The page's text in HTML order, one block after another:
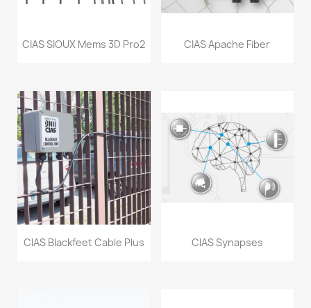
CIAS SIOUX Mems 3D Pro2 CIAS Apache Fiber
CIAS Blackfeet Cable Plus CIAS Synapses